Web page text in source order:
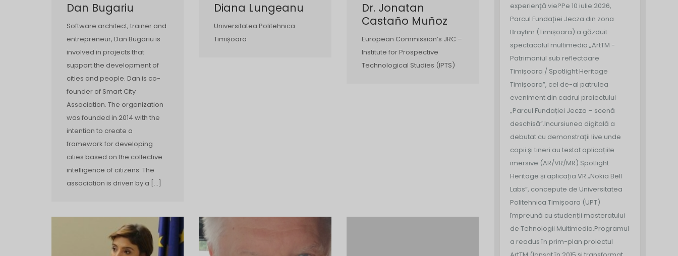
Dan Bugariu
Software architect, trainer and
entrepreneur, Dan Bugariu is
involved in projects that
support the development of
cities and people. Dan is co­
founder of Smart City
Association. The organization
was founded in 2014 with the
intention to create a
framework for developing
cities based on the collective
intelligence of citizens. The
association is driven by a […]
Diana Lungeanu
Universitatea Politehnica
Timișoara
Dr. Jonatan
Castaño Muñoz
European Commission’s JRC –
Institute for Prospective
Technological Studies (IPTS)
experiență vie?Pe 10 iulie 2026,
Parcul Fundației Jecza din zona
Braytim (Timișoara) a găzduit
spectacolul multimedia „ArtTM -
Patrimoniul sub reflectoare
Timișoara / Spotlight Heritage
Timișoara”, cel de-al patrulea
eveniment din cadrul proiectului
„Parcul Fundației Jecza – scenă
deschisă”.Incursiunea digitală a
debutat cu demonstrații live unde
copii și tineri au testat aplicațiile
imersive (AR/VR/MR) Spotlight
Heritage și aplicația VR „Nokia Bell
Labs”, concepute de Universitatea
Politehnica Timișoara (UPT)
împreună cu studenții masteratului
de Tehnologii Multimedia.Programul
a readus în prim-plan proiectul